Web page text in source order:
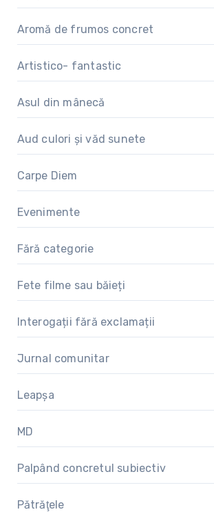
Aromă de frumos concret
Artistico- fantastic
Asul din mânecă
Aud culori și văd sunete
Carpe Diem
Evenimente
Fără categorie
Fete filme sau băieți
Interogații fără exclamații
Jurnal comunitar
Leapșa
MD
Palpând concretul subiectiv
Pătrăţele